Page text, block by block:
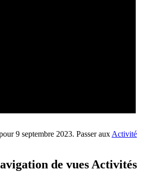
9 septembre 2023. Passer aux Activité
de vues Activités